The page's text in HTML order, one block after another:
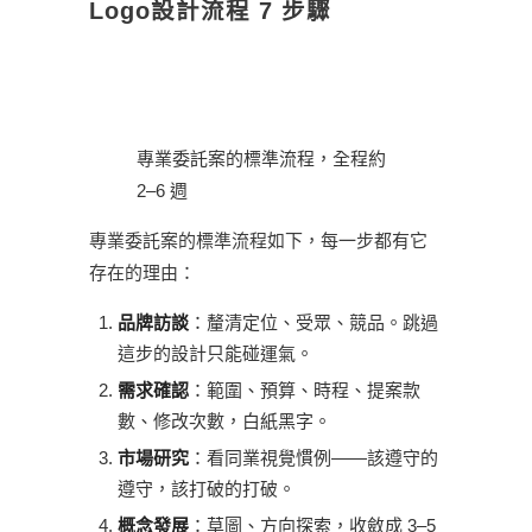
Logo設計流程 7 步驟
專業委託案的標準流程，全程約
2–6 週
專業委託案的標準流程如下，每一步都有它
存在的理由：
品牌訪談 ：釐清定位、受眾、競品。跳過
這步的設計只能碰運氣。
需求確認 ：範圍、預算、時程、提案款
數、修改次數，白紙黑字。
市場研究 ：看同業視覺慣例——該遵守的
遵守，該打破的打破。
概念發展 ：草圖、方向探索，收斂成 3–5